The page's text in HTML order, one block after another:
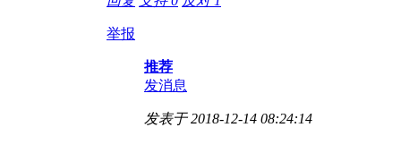
举报
推荐
发消息
发表于 2018-12-14 08:24:14